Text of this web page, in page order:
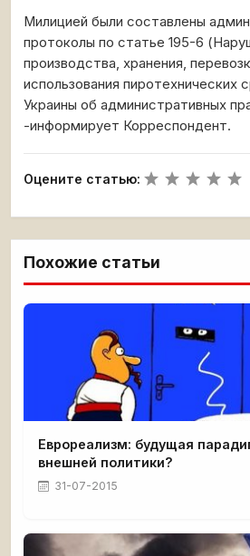
Милицией были составлены
протоколы по статье 195-6
производства, хранения,
использования пиротехнических
Украины об административных
-информирует Корреспондент.
Оцените статью:
Похожие статьи
Еврореализм: будущая
внешней политики?
31-07-2015